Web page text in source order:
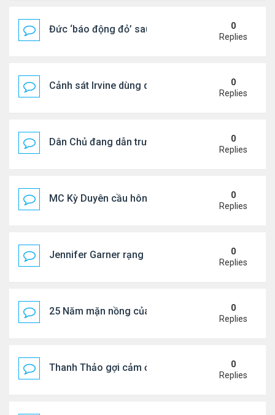
Đức ‘báo động đỏ’ sau vụ phát hiện UAV mang
0
Replies
Cảnh sát Irvine dùng drone bắt kẻ trộm trong
0
Replies
Dân Chủ đang dẫn trước Cộng Hòa trong các
0
Replies
MC Kỳ Duyên cầu hôn lại chồng cũ
0
Replies
Jennifer Garner rạng rỡ bên bạn trai kém 6 tuổi
0
Replies
25 Năm mặn nồng của 'Điệp viên 007'
0
Replies
Thanh Thảo gợi cảm ở tuổi 49
0
Replies